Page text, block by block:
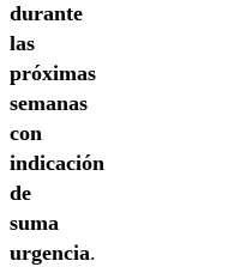
durante
las
próximas
semanas
con
indicación
de
suma
urgencia.